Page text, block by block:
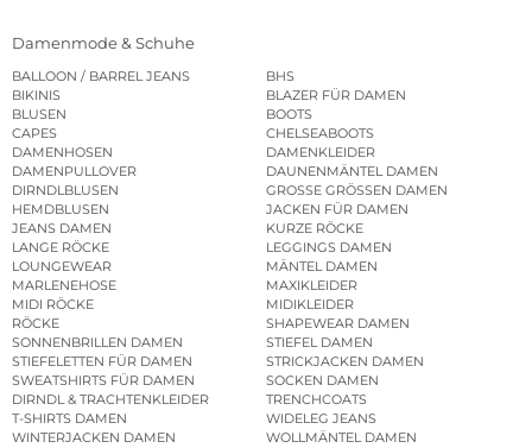
Damenmode & Schuhe
BALLOON / BARREL JEANS
BHS
BIKINIS
BLAZER FÜR DAMEN
BLUSEN
BOOTS
CAPES
CHELSEABOOTS
DAMENHOSEN
DAMENKLEIDER
DAMENPULLOVER
DAUNENMÄNTEL DAMEN
DIRNDLBLUSEN
GROSSE GRÖSSEN DAMEN
HEMDBLUSEN
JACKEN FÜR DAMEN
JEANS DAMEN
KURZE RÖCKE
LANGE RÖCKE
LEGGINGS DAMEN
LOUNGEWEAR
MÄNTEL DAMEN
MARLENEHOSE
MAXIKLEIDER
MIDI RÖCKE
MIDIKLEIDER
RÖCKE
SHAPEWEAR DAMEN
SONNENBRILLEN DAMEN
STIEFEL DAMEN
STIEFELETTEN FÜR DAMEN
STRICKJACKEN DAMEN
SWEATSHIRTS FÜR DAMEN
SOCKEN DAMEN
DIRNDL & TRACHTENKLEIDER
TRENCHCOATS
T-SHIRTS DAMEN
WIDELEG JEANS
WINTERJACKEN DAMEN
WOLLMÄNTEL DAMEN